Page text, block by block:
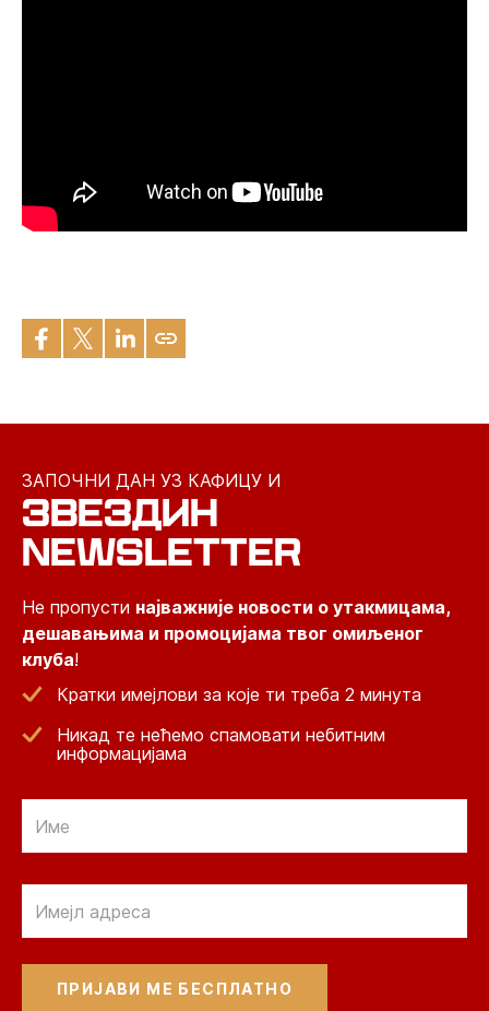
ЗАПОЧНИ ДАН УЗ КАФИЦУ И
ЗВЕЗДИН
NEWSLETTER
Не пропусти најважније новости о утакмицама,
дешавањима и промоцијама твог омиљеног
клуба!
Кратки имејлови за које ти треба 2 минута
Никад те нећемо спамовати небитним
информацијама